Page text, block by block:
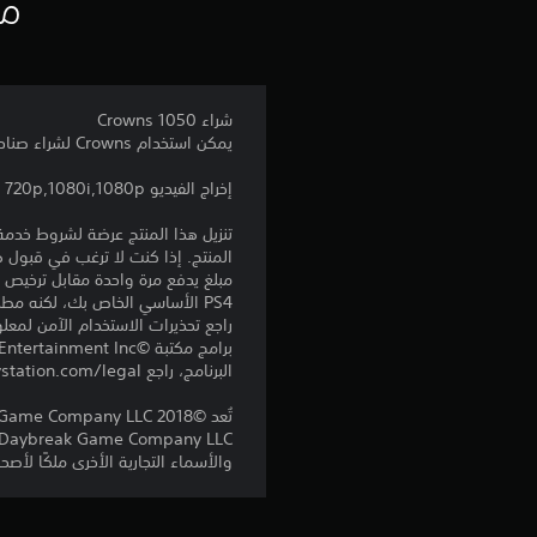
شراء 1050 Crowns
يمكن استخدام Crowns لشراء صناديق داخل اللعبة والتي تفتح عناصر تخصيص جديدة من أجل شخصيتك.
إخراج الفيديو 720p,1080i,1080p
المنتج. إذا كنت لا ترغب في قبول
PS4 الأساسي الخاص بك، لكنه مطلوب للاستخدام على أجهزة PS4 أخرى.
راجع تحذيرات الاستخدام الآمن
البرنامج، راجع eu.playstation.com/legal لمعرفة حقوق الاستخدام الكاملة.
والأسماء التجارية الأخرى ملكًا